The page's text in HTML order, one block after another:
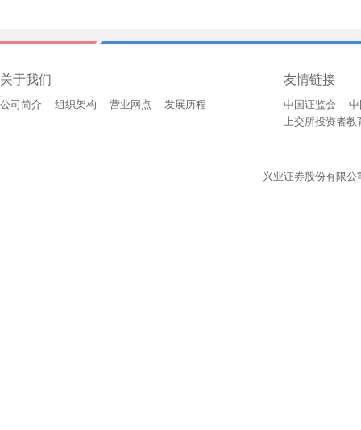
关于我们
公司简介 组织架构 营业网点 发展历程
友情链接
中国证监会
上交所投资者教
兴业证券股份有限